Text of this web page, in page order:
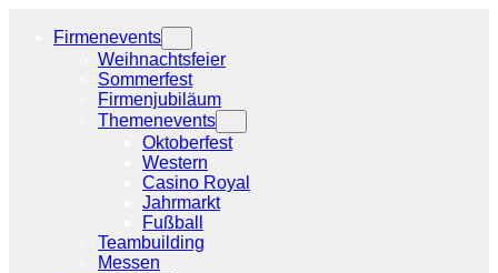
Firmenevents
Weihnachtsfeier
Sommerfest
Firmenjubiläum
Themenevents
Oktoberfest
Western
Casino Royal
Jahrmarkt
Fußball
Teambuilding
Messen